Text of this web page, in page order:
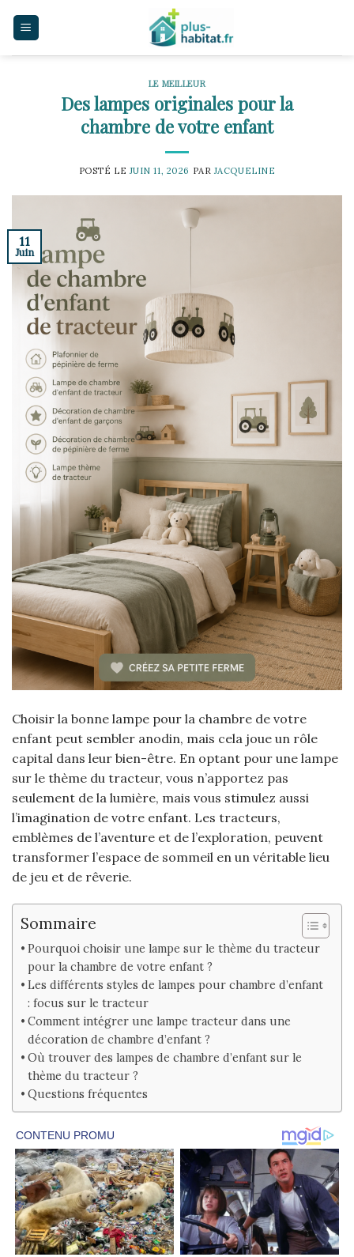
LE MEILLEUR
Des lampes originales pour la
chambre de votre enfant
POSTÉ LE JUIN 11, 2026 PAR JACQUELINE
11
Juin
Choisir la bonne lampe pour la chambre de votre
enfant peut sembler anodin, mais cela joue un rôle
capital dans leur bien-être. En optant pour une lampe
sur le thème du tracteur, vous n’apportez pas
seulement de la lumière, mais vous stimulez aussi
l’imagination de votre enfant. Les tracteurs,
emblèmes de l’aventure et de l’exploration, peuvent
transformer l’espace de sommeil en un véritable lieu
de jeu et de rêverie.
Sommaire
Pourquoi choisir une lampe sur le thème du tracteur
pour la chambre de votre enfant ?
Les différents styles de lampes pour chambre d’enfant
: focus sur le tracteur
Comment intégrer une lampe tracteur dans une
décoration de chambre d’enfant ?
Où trouver des lampes de chambre d’enfant sur le
thème du tracteur ?
Questions fréquentes